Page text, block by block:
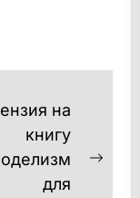
на
книгу
для